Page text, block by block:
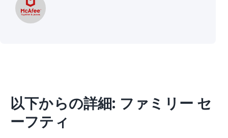
以下からの詳細: ファミリー セ
ーフティ